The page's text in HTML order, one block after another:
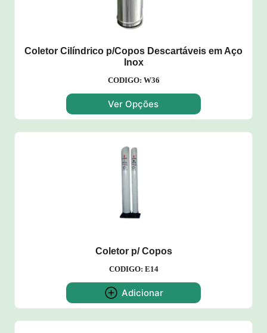
Coletor Cilíndrico p/Copos Descartáveis em Aço
Inox
CODIGO: W36
Ver Opções
Coletor p/ Copos
CODIGO: E14
Adicionar